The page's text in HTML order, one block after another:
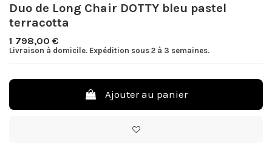
Duo de Long Chair DOTTY bleu pastel
terracotta
1 798,00 €
Livraison à domicile. Expédition sous 2 à 3 semaines.
Ajouter au panier